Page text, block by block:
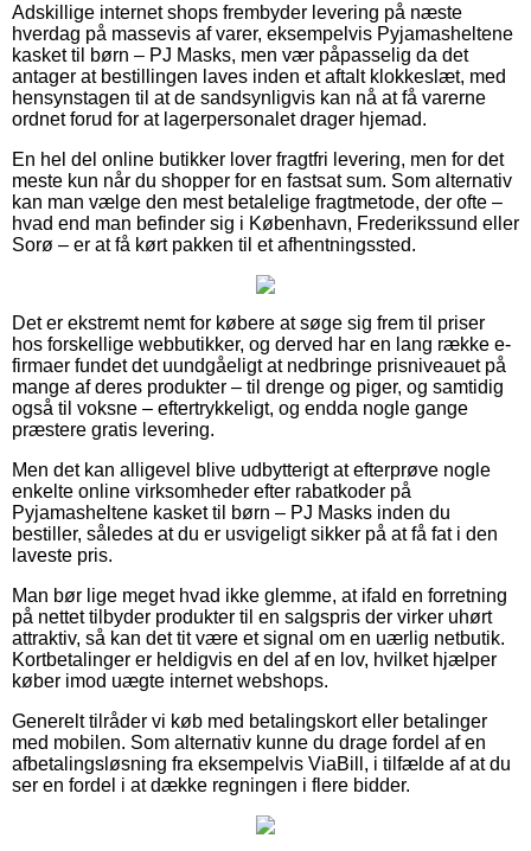
Adskillige internet shops frembyder levering på næste
hverdag på massevis af varer, eksempelvis Pyjamasheltene
kasket til børn – PJ Masks, men vær påpasselig da det
antager at bestillingen laves inden et aftalt klokkeslæt, med
hensynstagen til at de sandsynligvis kan nå at få varerne
ordnet forud for at lagerpersonalet drager hjemad.
En hel del online butikker lover fragtfri levering, men for det
meste kun når du shopper for en fastsat sum. Som alternativ
kan man vælge den mest betalelige fragtmetode, der ofte –
hvad end man befinder sig i København, Frederikssund eller
Sorø – er at få kørt pakken til et afhentningssted.
Det er ekstremt nemt for købere at søge sig frem til priser
hos forskellige webbutikker, og derved har en lang række e-
firmaer fundet det uundgåeligt at nedbringe prisniveauet på
mange af deres produkter – til drenge og piger, og samtidig
også til voksne – eftertrykkeligt, og endda nogle gange
præstere gratis levering.
Men det kan alligevel blive udbytterigt at efterprøve nogle
enkelte online virksomheder efter rabatkoder på
Pyjamasheltene kasket til børn – PJ Masks inden du
bestiller, således at du er usvigeligt sikker på at få fat i den
laveste pris.
Man bør lige meget hvad ikke glemme, at ifald en forretning
på nettet tilbyder produkter til en salgspris der virker uhørt
attraktiv, så kan det tit være et signal om en uærlig netbutik.
Kortbetalinger er heldigvis en del af en lov, hvilket hjælper
køber imod uægte internet webshops.
Generelt tilråder vi køb med betalingskort eller betalinger
med mobilen. Som alternativ kunne du drage fordel af en
afbetalingsløsning fra eksempelvis ViaBill, i tilfælde af at du
ser en fordel i at dække regningen i flere bidder.